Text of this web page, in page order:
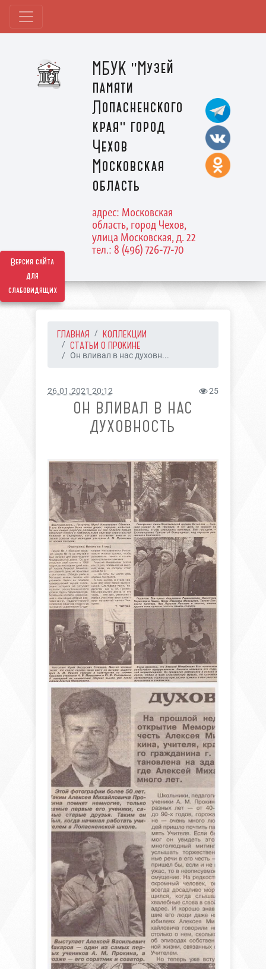
Версия сайта
для
слабовидящих
МБУК "Музей
памяти
Лопасненского
края" город
Чехов
Московская
область
адрес: Московская
область, город Чехов,
улица Московская, д. 22
тел.: 8 (496) 726-77-70
ГЛАВНАЯ
КОЛЛЕКЦИИ
СТАТЬИ О ПРОКИНЕ
Он вливал в нас духовн...
26.01.2021 20:12 25
ОН ВЛИВАЛ В НАС
ДУХОВНОСТЬ